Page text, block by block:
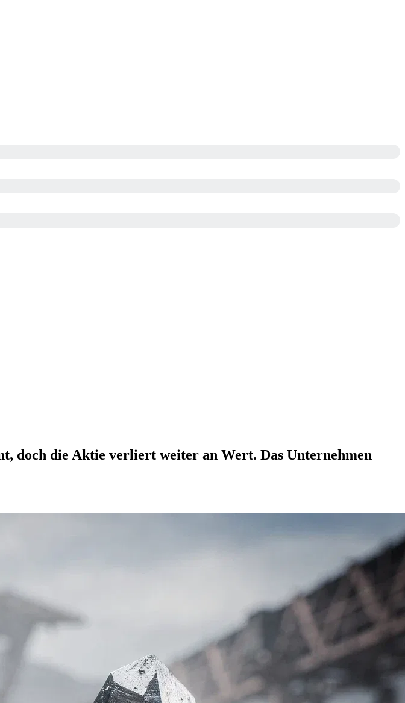
doch die Aktie verliert weiter an Wert. Das Unternehmen